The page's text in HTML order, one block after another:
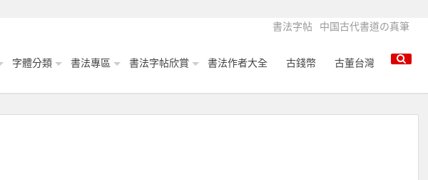
書法字帖 中国古代書道の真筆
字體分類 書法專區 書法字帖欣賞 書法作者大全 古錢幣 古董台灣